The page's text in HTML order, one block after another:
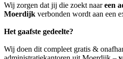
Wij zorgen dat jij die zoekt naareen
Moerdijk verbonden wordt aan een
Het gaafste gedeelte?
Wij doen dit compleet gratis &